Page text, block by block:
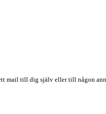
mail till dig själv eller till någon